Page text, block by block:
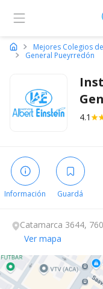
Mejores Colegios
General Pueyrredón
4.1
Información Guardá
Catamarca 3644,
Ver mapa